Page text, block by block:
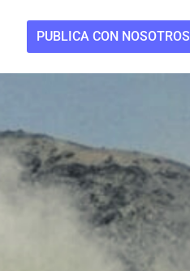
PUBLICA CON NOSOTROS